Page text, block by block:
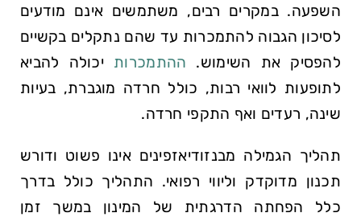
השפעה. במקרים רבים, משתמשים אינם מודעים
לסיכון הגבוה להתמכרות עד שהם נתקלים בקשיים
להפסיק את השימוש. ההתמכרות יכולה להביא
לתופעות לוואי רבות, כולל חרדה מוגברת, בעיות
שינה, רעדים ואף התקפי חרדה.
תהליך הגמילה מבנזודיאזפינים אינו פשוט ודורש
תכנון מדוקדק וליווי רפואי. התהליך כולל בדרך
כלל הפחתה הדרגתית של המינון במשך זמן